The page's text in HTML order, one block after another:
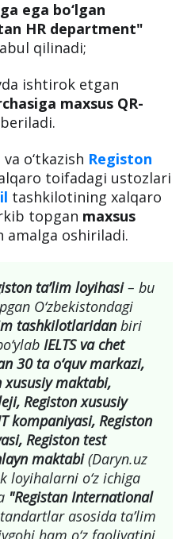
ega bo‘lgan
HR department"
qilinadi;
ishtirok etgan
maxsus QR-
beriladi.
o‘tkazish Registon
toifadagi ustozlari
tashkilotining xalqaro
topgan maxsus
amalga oshiriladi.
ta’lim loyihasi– bu
O‘zbekistondagi
tashkilotlaridanbiri
IELTS va chet
30 ta o‘quv markazi,
xususiy maktabi,
Registon xususiy
kompaniyasi, Registon
Registon test
maktabi(Daryn.uz
loyihalarni o‘z ichiga
"Registan International
asosida ta’lim
ham o‘z faoliyatini